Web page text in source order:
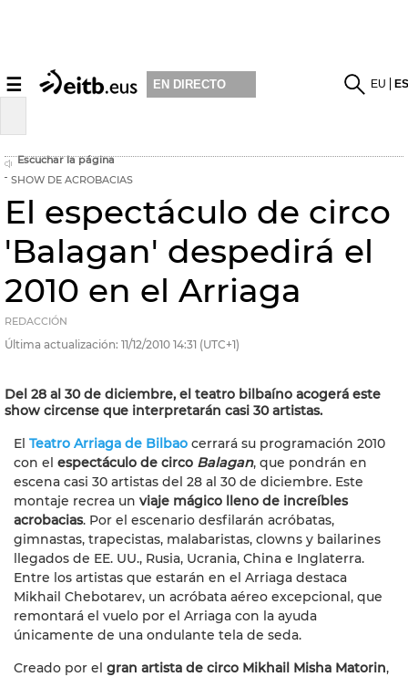
☰ EN DIRECTO EU
Escuchar la página
SHOW DE ACROBACIAS
El espectáculo de circo
'Balagan' despedirá el
2010 en el Arriaga
REDACCIÓN
Última actualización: 11/12/2010 14:31 (UTC+1)
Del 28 al 30 de diciembre, el teatro bilbaíno acogerá este
show circense que interpretarán casi 30 artistas.
El Teatro Arriaga de Bilbao cerrará su programación 2010
con el espectáculo de circo Balagan, que pondrán en
escena casi 30 artistas del 28 al 30 de diciembre. Este
montaje recrea un viaje mágico lleno de increíbles
acrobacias. Por el escenario desfilarán acróbatas,
gimnastas, trapecistas, malabaristas, clowns y bailarines
llegados de EE. UU., Rusia, Ucrania, China e Inglaterra.
Entre los artistas que estarán en el Arriaga destaca
Mikhail Chebotarev, un acróbata aéreo excepcional, que
remontará el vuelo por el Arriaga con la ayuda
únicamente de una ondulante tela de seda.
Creado por el gran artista de circo Mikhail Misha Matorin,